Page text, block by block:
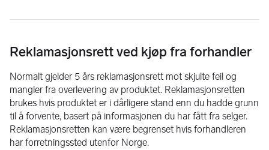
Reklamasjonsrett ved kjøp fra forhandler
Normalt gjelder 5 års reklamasjonsrett mot skjulte feil og
mangler fra overlevering av produktet. Reklamasjonsretten
brukes hvis produktet er i dårligere stand enn du hadde grunn
til å forvente, basert på informasjonen du har fått fra selger.
Reklamasjonsretten kan være begrenset hvis forhandleren
har forretningssted utenfor Norge.